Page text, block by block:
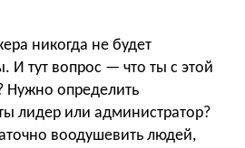
никогда не будет
И тут вопрос — что ты с этой
Нужно определить
лидер или администратор?
воодушевить людей,